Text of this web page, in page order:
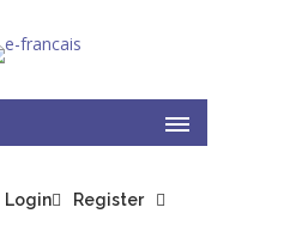
Login Register